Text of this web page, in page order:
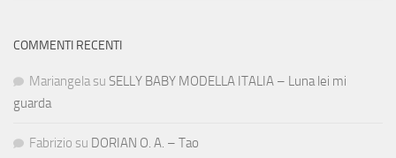
COMMENTI RECENTI
Mariangela su SELLY BABY MODELLA ITALIA – Luna lei mi
guarda
Fabrizio su DORIAN O. A. – Tao